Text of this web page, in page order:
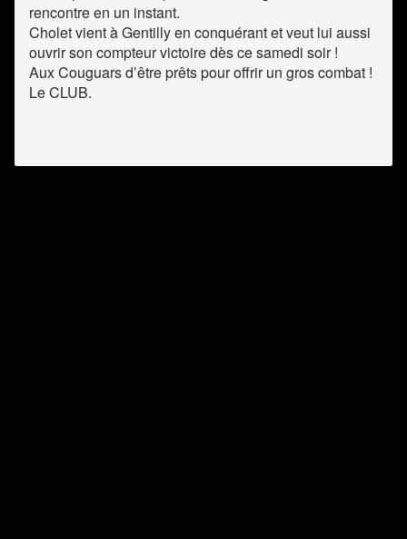
rencontre en un instant.
Cholet vient à Gentilly en conquérant et veut lui aussi
ouvrir son compteur victoire dès ce samedi soir !
Aux Couguars d’être prêts pour offrir un gros combat !
Le CLUB.